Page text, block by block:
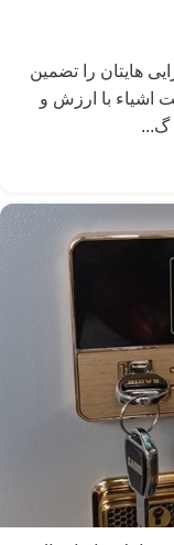
هایتان را تضمین
اشیاء با ارزش و
گ...